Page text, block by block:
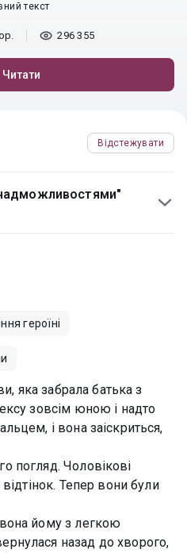
текст
296 355
Читати
Відстежувати
героїні
яка забрала батька з
зовсім юною і надто
і вона заіскриться,
погляд. Чоловікові
Тепер вони були
йому з легкою
назад до хворого,